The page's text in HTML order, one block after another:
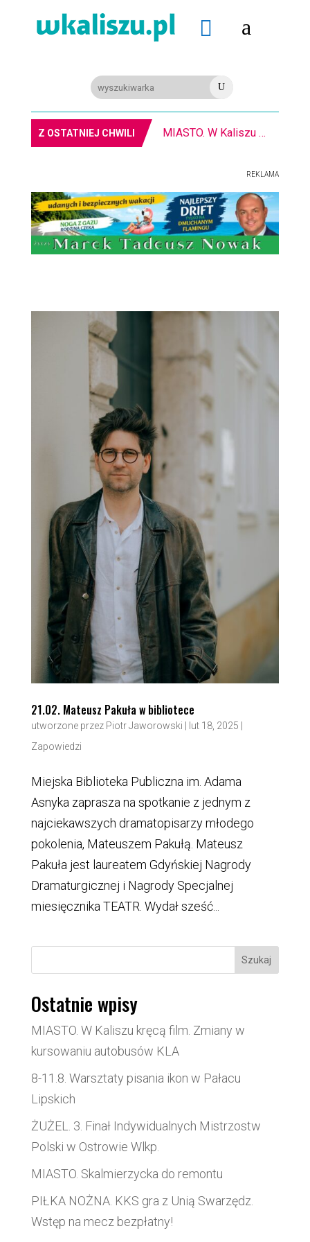
 a
U
Z OSTATNIEJ CHWILI MIASTO. W Kaliszu kręcą film. Zmiany w kursowaniu autobusów KLA
REKLAMA
21.02. Mateusz Pakuła w bibliotece
utworzone przez Piotr Jaworowski lut 18, 2025
Zapowiedzi
Miejska Biblioteka Publiczna im. Adama
Asnyka zaprasza na spotkanie z jednym z
najciekawszych dramatopisarzy młodego
pokolenia, Mateuszem Pakułą. Mateusz
Pakuła jest laureatem Gdyńskiej Nagrody
Dramaturgicznej i Nagrody Specjalnej
miesięcznika TEATR. Wydał sześć...
Szukaj
Ostatnie wpisy
MIASTO. W Kaliszu kręcą film. Zmiany w
kursowaniu autobusów KLA
8-11.8. Warsztaty pisania ikon w Pałacu
Lipskich
ŻUŻEL. 3. Finał Indywidualnych Mistrzostw
Polski w Ostrowie Wlkp.
MIASTO. Skalmierzycka do remontu
PIŁKA NOŻNA. KKS gra z Unią Swarzędz.
Wstęp na mecz bezpłatny!